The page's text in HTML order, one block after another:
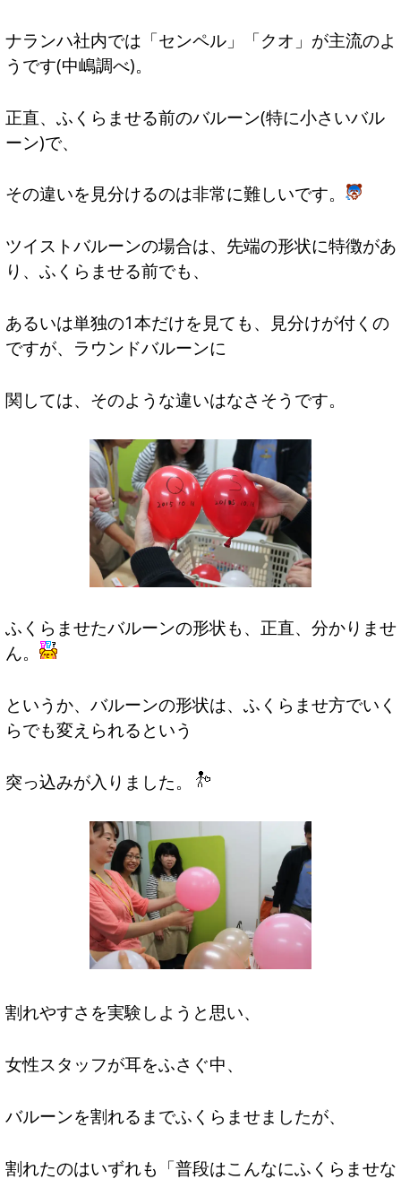
ナランハ社内では「センペル」「クオ」が主流のよ
うです(中嶋調べ)。
正直、ふくらませる前のバルーン(特に小さいバル
ーン)で、
その違いを見分けるのは非常に難しいです。
ツイストバルーンの場合は、先端の形状に特徴があ
り、ふくらませる前でも、
あるいは単独の1本だけを見ても、見分けが付くの
ですが、ラウンドバルーンに
関しては、そのような違いはなさそうです。
ふくらませたバルーンの形状も、正直、分かりませ
ん。
というか、バルーンの形状は、ふくらませ方でいく
らでも変えられるという
突っ込みが入りました。
割れやすさを実験しようと思い、
女性スタッフが耳をふさぐ中、
バルーンを割れるまでふくらませましたが、
割れたのはいずれも「普段はこんなにふくらませな